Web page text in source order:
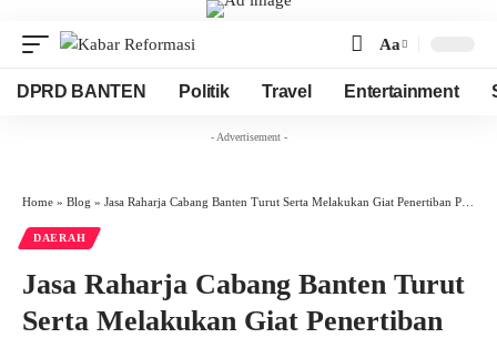
Font
Resizer
Aa
DPRD BANTEN Politik Travel Entertainment
- Advertisement -
Home » Blog » Jasa Raharja Cabang Banten Turut Serta Melakukan Giat Penertiban Pajak Bersama UPTD Samsat Pandeglang di Alun Alun Pandeglang
DAERAH
Jasa Raharja Cabang Banten Turut
Serta Melakukan Giat Penertiban